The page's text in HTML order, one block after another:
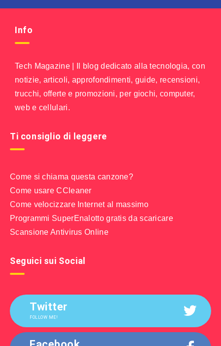
Info
Tech Magazine | Il blog dedicato alla tecnologia, con
notizie, articoli, approfondimenti, guide, recensioni,
trucchi, offerte e promozioni, per giochi, computer,
web e cellulari.
Ti consiglio di leggere
Come si chiama questa canzone?
Come usare CCleaner
Come velocizzare Internet al massimo
Programmi SuperEnalotto gratis da scaricare
Scansione Antivirus Online
Seguici sui Social
Twitter
FOLLOW ME!